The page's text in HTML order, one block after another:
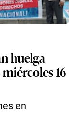
huelga
16
en